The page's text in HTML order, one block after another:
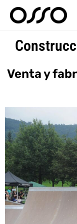
Venta y